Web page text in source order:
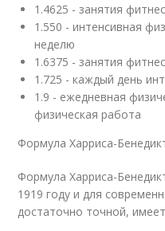
1.4625 - занятия
1.550 - интенсивная
неделю
1.6375 - занятия
1.725 - каждый день
1.9 - ежедневная
физическая работа
Формула Харриса-
Формула Харриса-
1919 году и для
достаточно точной,